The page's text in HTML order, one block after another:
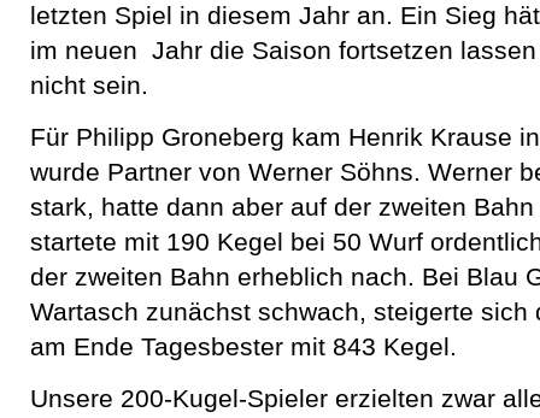
letzten Spiel in diesem Jahr an. Ein Sieg
im neuen Jahr die Saison fortsetzen
nicht sein.
Für Philipp Groneberg kam Henrik Krause
wurde Partner von Werner Söhns. Werner
stark, hatte dann aber auf der zweiten
startete mit 190 Kegel bei 50 Wurf
der zweiten Bahn erheblich nach. Bei Blau
Wartasch zunächst schwach, steigerte sich
am Ende Tagesbester mit 843 Kegel.
Unsere 200-Kugel-Spieler erzielten zwar